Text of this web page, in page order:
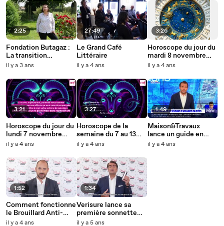
2:25
Fondation Butagaz :
La transition
énergétique en
il y a 3 ans
3:21
Horoscope du jour du
lundi 7 novembre
2022
il y a 4 ans
1:52
Comment fonctionne
le Brouillard Anti-
Cambriolage de
il y a 4 ans
27:49
Le Grand Café
Littéraire
il y a 4 ans
3:27
Horoscope de la
semaine du 7 au 13
novembre 2022
il y a 4 ans
1:34
Verisure lance sa
première sonnette
vidéo connectée pour
il y a 5 ans
3:26
Horoscope du jour du
mardi 8 novembre
2022
il y a 4 ans
1:49
Maison&Travaux
lance un guide en
partenariat avec
il y a 4 ans